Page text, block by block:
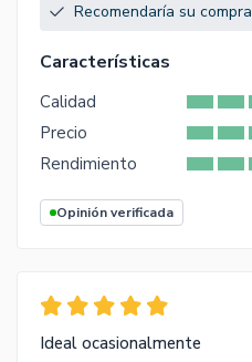
Recomendaría su compra
Características
Calidad
Precio
Rendimiento
Opinión verificada
Ideal ocasionalmente